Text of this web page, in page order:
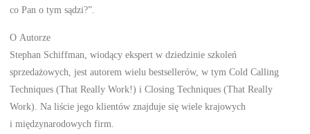
co Pan o tym sądzi?”.
O Autorze
Stephan Schiffman, wiodący ekspert w dziedzinie szkoleń
sprzedażowych, jest autorem wielu bestsellerów, w tym Cold Calling
Techniques (That Really Work!) i Closing Techniques (That Really
Work). Na liście jego klientów znajduje się wiele krajowych
i międzynarodowych firm.